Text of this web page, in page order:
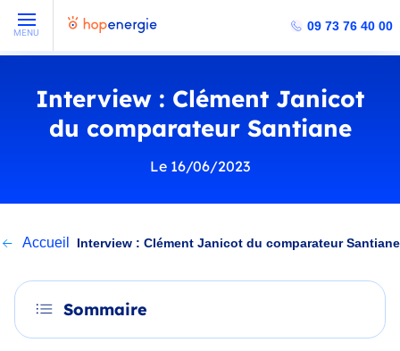
MENU 09 73 76 40 00
Interview : Clément Janicot
du comparateur Santiane
Le 16/06/2023
Accueil Interview : Clément Janicot du comparateur Santiane
Sommaire